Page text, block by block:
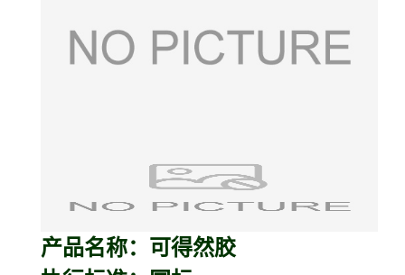
产品名称： 可得然胶